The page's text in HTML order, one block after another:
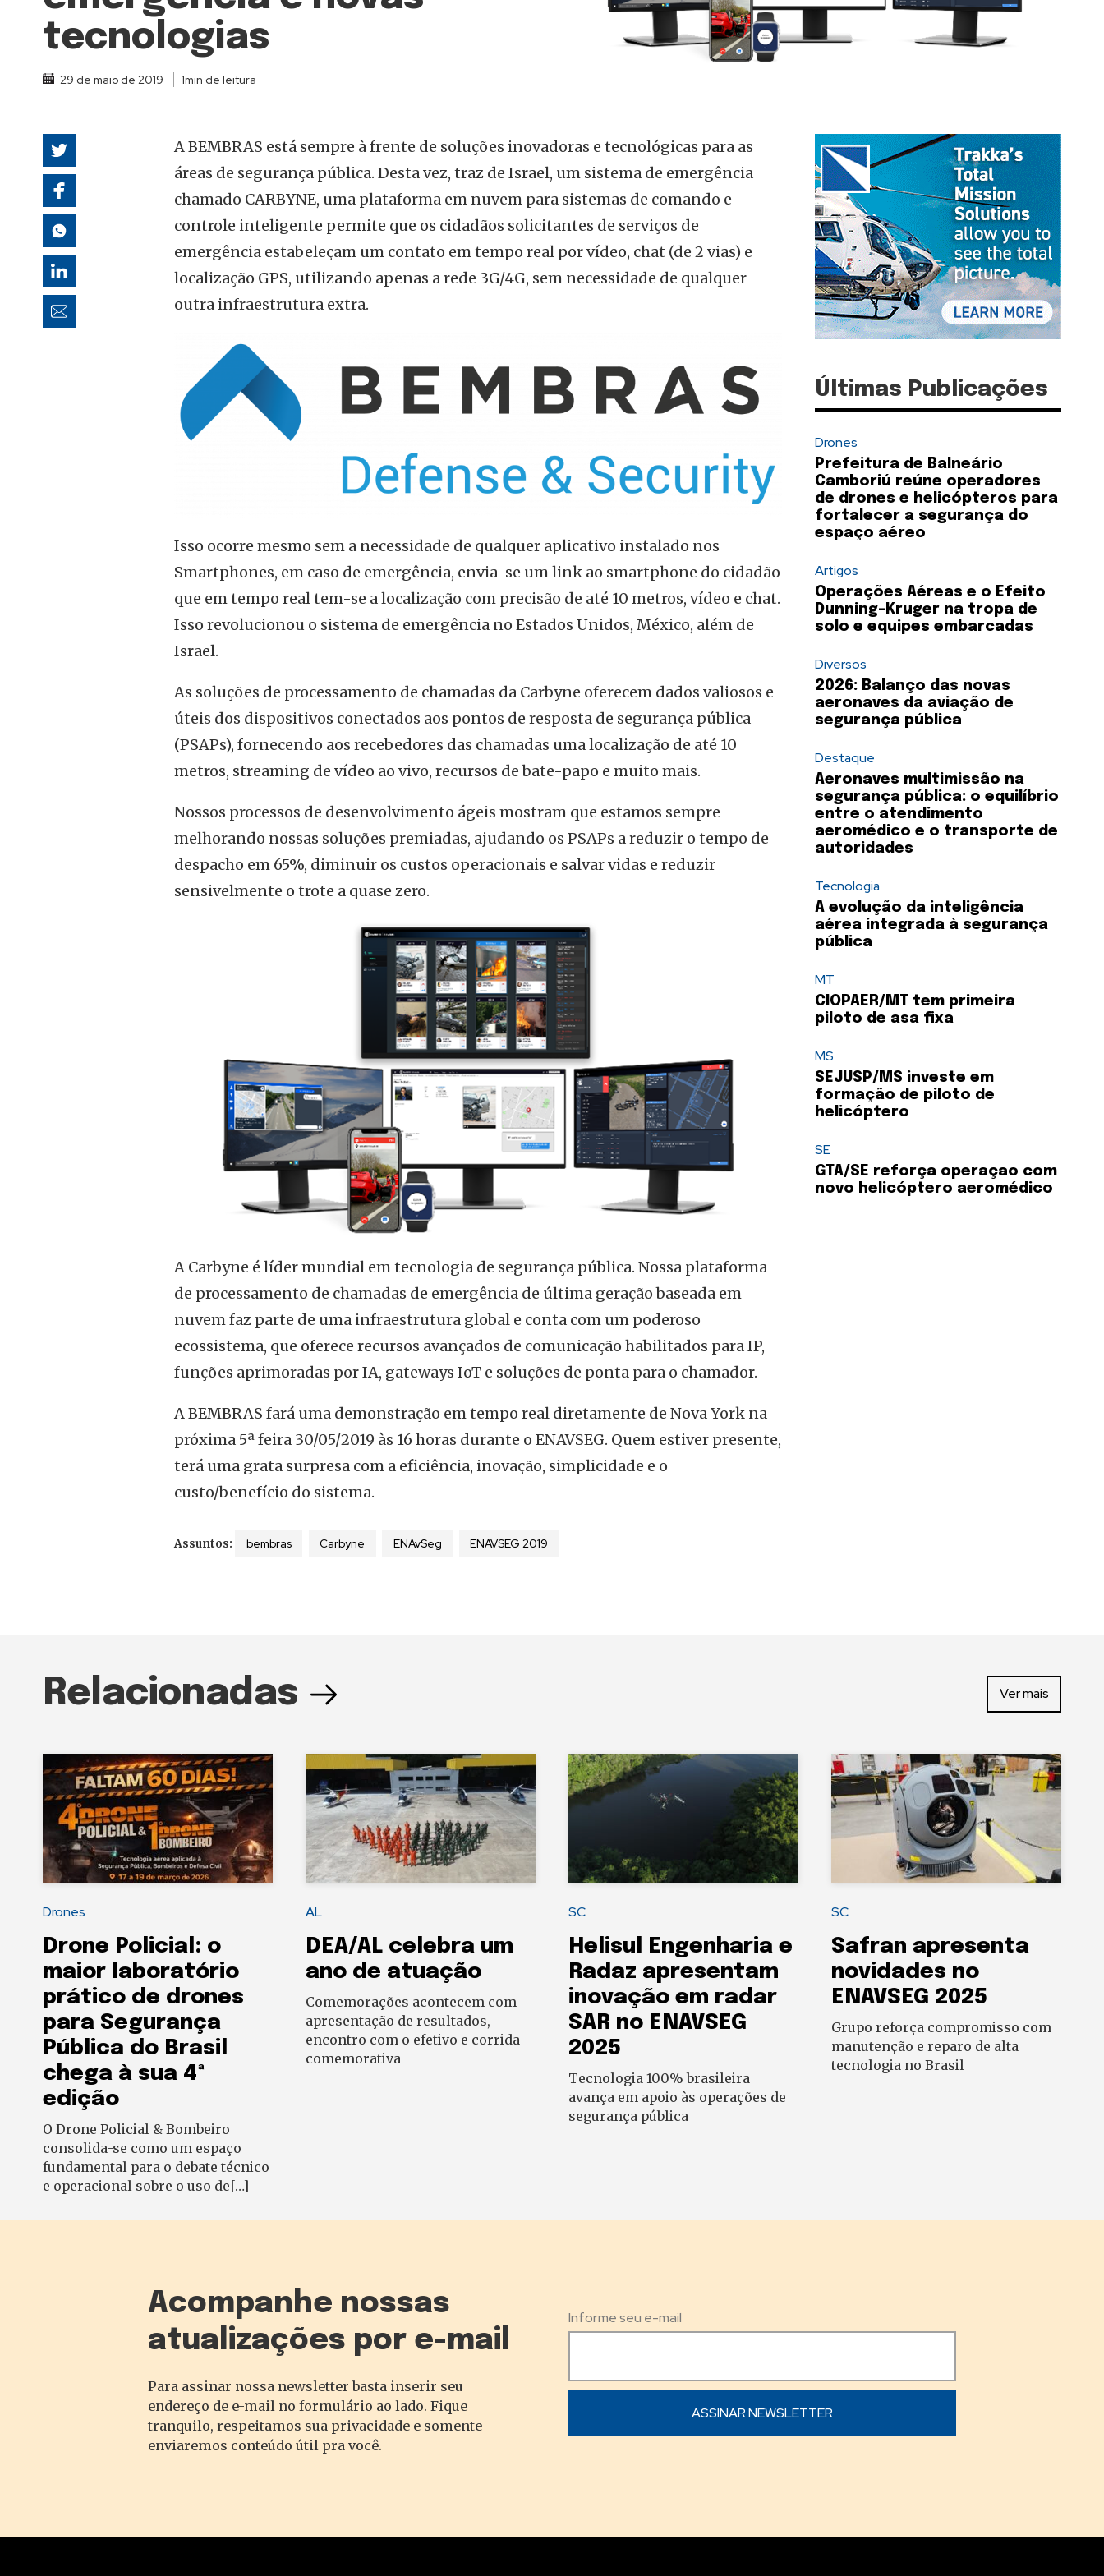
autoridades
tecnologias
29 de maio de 2019 1min de leitura
A BEMBRAS está sempre à frente de soluções inovadoras e tecnológicas para as
áreas de segurança pública. Desta vez, traz de Israel, um sistema de emergência
chamado CARBYNE, uma plataforma em nuvem para sistemas de comando e
controle inteligente permite que os cidadãos solicitantes de serviços de
emergência estabeleçam um contato em tempo real por vídeo, chat (de 2 vias) e
localização GPS, utilizando apenas a rede 3G/4G, sem necessidade de qualquer
outra infraestrutura extra.
Isso ocorre mesmo sem a necessidade de qualquer aplicativo instalado nos
Smartphones, em caso de emergência, envia-se um link ao smartphone do cidadão
que em tempo real tem-se a localização com precisão de até 10 metros, vídeo e chat.
Isso revolucionou o sistema de emergência no Estados Unidos, México, além de
Israel.
As soluções de processamento de chamadas da Carbyne oferecem dados valiosos e
úteis dos dispositivos conectados aos pontos de resposta de segurança pública
(PSAPs), fornecendo aos recebedores das chamadas uma localização de até 10
metros, streaming de vídeo ao vivo, recursos de bate-papo e muito mais.
Nossos processos de desenvolvimento ágeis mostram que estamos sempre
melhorando nossas soluções premiadas, ajudando os PSAPs a reduzir o tempo de
despacho em 65%, diminuir os custos operacionais e salvar vidas e reduzir
sensivelmente o trote a quase zero.
A Carbyne é líder mundial em tecnologia de segurança pública. Nossa plataforma
de processamento de chamadas de emergência de última geração baseada em
nuvem faz parte de uma infraestrutura global e conta com um poderoso
ecossistema, que oferece recursos avançados de comunicação habilitados para IP,
funções aprimoradas por IA, gateways IoT e soluções de ponta para o chamador.
A BEMBRAS fará uma demonstração em tempo real diretamente de Nova York na
próxima 5ª feira 30/05/2019 às 16 horas durante o ENAVSEG. Quem estiver presente,
terá uma grata surpresa com a eficiência, inovação, simplicidade e o
custo/benefício do sistema.
Assuntos: bembras Carbyne ENAvSeg ENAVSEG 2019
Últimas Publicações
Drones
Prefeitura de Balneário
Camboriú reúne operadores
de drones e helicópteros para
fortalecer a segurança do
espaço aéreo
Artigos
Operações Aéreas e o Efeito
Dunning-Kruger na tropa de
solo e equipes embarcadas
Diversos
2026: Balanço das novas
aeronaves da aviação de
segurança pública
Destaque
Aeronaves multimissão na
segurança pública: o equilíbrio
entre o atendimento
aeromédico e o transporte de
autoridades
Tecnologia
A evolução da inteligência
aérea integrada à segurança
pública
MT
CIOPAER/MT tem primeira
piloto de asa fixa
MS
SEJUSP/MS investe em
formação de piloto de
helicóptero
SE
GTA/SE reforça operaçao com
novo helicóptero aeromédico
Relacionadas Ver mais
Drones
Drone Policial: o
maior laboratório
prático de drones
para Segurança
Pública do Brasil
chega à sua 4ª
edição
O Drone Policial & Bombeiro
consolida-se como um espaço
fundamental para o debate técnico
e operacional sobre o uso de[…]
AL
DEA/AL celebra um
ano de atuação
Comemorações acontecem com
apresentação de resultados,
encontro com o efetivo e corrida
comemorativa
SC
Helisul Engenharia e
Radaz apresentam
inovação em radar
SAR no ENAVSEG
2025
Tecnologia 100% brasileira
avança em apoio às operações de
segurança pública
SC
Safran apresenta
novidades no
ENAVSEG 2025
Grupo reforça compromisso com
manutenção e reparo de alta
tecnologia no Brasil
Acompanhe nossas
atualizações por e-mail
Para assinar nossa newsletter basta inserir seu
endereço de e-mail no formulário ao lado. Fique
tranquilo, respeitamos sua privacidade e somente
enviaremos conteúdo útil pra você.
Informe seu e-mail